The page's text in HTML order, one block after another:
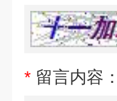
* 留言内容：